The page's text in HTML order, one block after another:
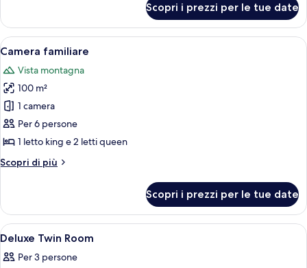
o
2
letti
singoli,
1
camera
da
letto,
vista
piscina
Premium
con
letto
o
2
letti
singoli,
camera
da
letto,
Scopri i prezzi per le tue date
Apri
tutte
le
foto
per
Camera
familiare
Una camera d'albergo con un letto
17
Camera familiare
Vista montagna
100 m²
1 camera
Per 6 persone
1 letto king e 2 letti queen
Scopri di più
Altri
familiare
Scopri i prezzi per le tue date
Apri
tutte
le
Biancheria da letto di alta qualità,
6
Deluxe Twin Room
Per 3 persone